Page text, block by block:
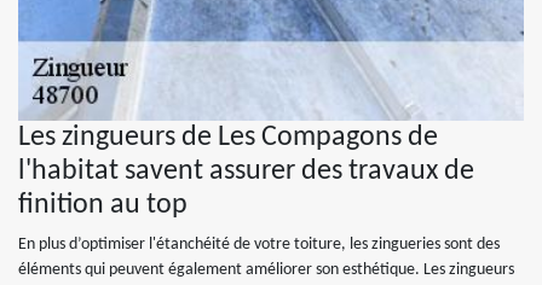
Les zingueurs de Les Compagons de
l'habitat savent assurer des travaux de
finition au top
En plus d’optimiser l'étanchéité de votre toiture, les zingueries sont des
éléments qui peuvent également améliorer son esthétique. Les zingueurs